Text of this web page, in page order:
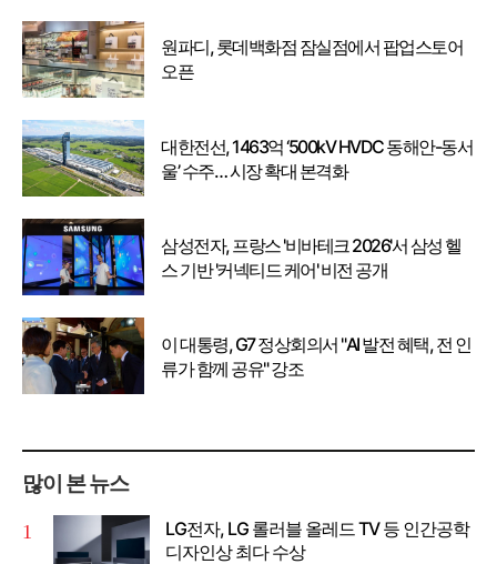
원파디, 롯데백화점 잠실점에서 팝업스토어
오픈
대한전선, 1463억 ‘500kV HVDC 동해안-동서
울’ 수주… 시장 확대 본격화
삼성전자, 프랑스 '비바테크 2026'서 삼성 헬
스 기반 '커넥티드 케어' 비전 공개
이 대통령, G7 정상회의서 "AI 발전 혜택, 전 인
류가 함께 공유" 강조
많이 본 뉴스
LG전자, LG 롤러블 올레드 TV 등 인간공학
디자인상 최다 수상